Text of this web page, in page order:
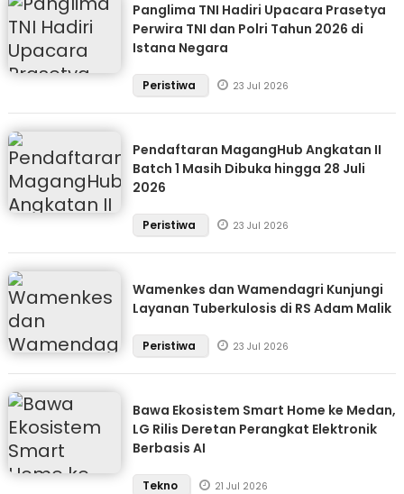
Panglima TNI Hadiri Upacara Prasetya
Perwira TNI dan Polri Tahun 2026 di
Istana Negara
Peristiwa 23 Jul 2026
Pendaftaran MagangHub Angkatan II
Batch 1 Masih Dibuka hingga 28 Juli
2026
Peristiwa 23 Jul 2026
Wamenkes dan Wamendagri Kunjungi
Layanan Tuberkulosis di RS Adam Malik
Peristiwa 23 Jul 2026
Bawa Ekosistem Smart Home ke Medan,
LG Rilis Deretan Perangkat Elektronik
Berbasis AI
Tekno 21 Jul 2026